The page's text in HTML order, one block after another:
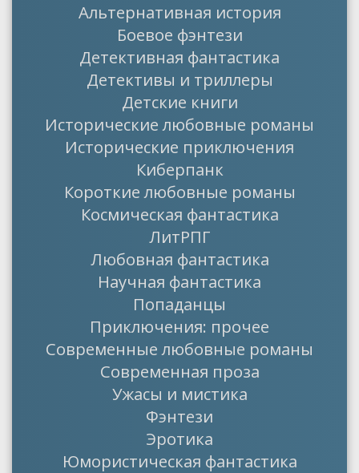
Альтернативная история
Боевое фэнтези
Детективная фантастика
Детективы и триллеры
Детские книги
Исторические любовные романы
Исторические приключения
Киберпанк
Короткие любовные романы
Космическая фантастика
ЛитРПГ
Любовная фантастика
Научная фантастика
Попаданцы
Приключения: прочее
Современные любовные романы
Современная проза
Ужасы и мистика
Фэнтези
Эротика
Юмористическая фантастика